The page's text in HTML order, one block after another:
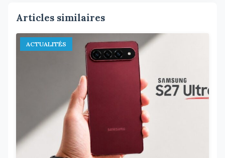
Articles similaires
ACTUALITÉS